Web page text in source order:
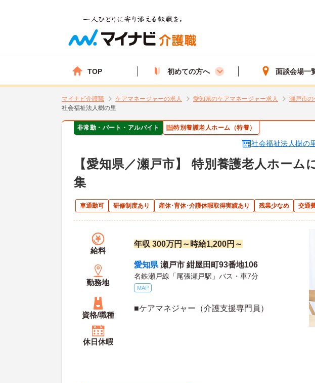
TOP 初めての方へ 面談会場一
マイナビ介護職 ケアマネージャーの求人 愛知県のケアマネージャー求人 瀬戸市の
社会福祉法人樹の里
非常勤・パート・アルバイト 特別養護老人ホーム（特養）
社会福祉法人樹の
【愛知県／瀬戸市】 特別養護老人ホー
集
車通勤可 研修制度あり 産休･育休･介護休暇取得実績あり 残業少なめ 交通
給料
年収 300万円～時給1,200円～
勤務地
愛知県 瀬戸市 紺屋田町93番地106
名鉄瀬戸線「尾張瀬戸駅」バス・車7分
MAP
資格/職種
■ケアマネジャー（介護支援専門員）
休日休暇